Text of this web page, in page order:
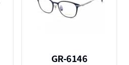
GR-6146